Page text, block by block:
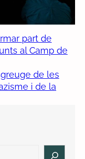
part de
al Camp de
de les
i de la